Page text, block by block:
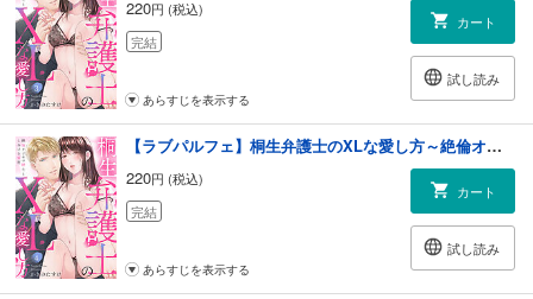
220円 (税込)
完結
カート
試し読み
あらすじを表示する
【ラブパルフェ】桐生弁護士のXLな愛し方～絶倫オジサマ紳士ととろける蜜夜 4
220円 (税込)
完結
カート
試し読み
あらすじを表示する